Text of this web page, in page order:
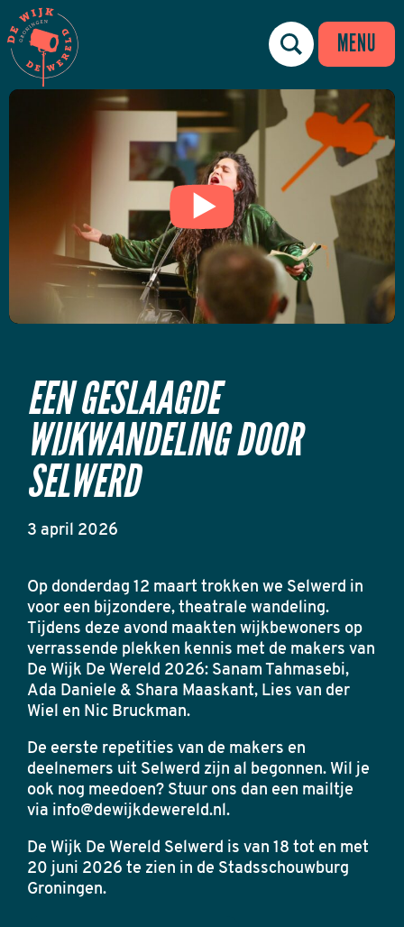
MENU
EEN GESLAAGDE
WIJKWANDELING DOOR
SELWERD
3 april 2026
Op donderdag 12 maart trokken we Selwerd in
voor een bijzondere, theatrale wandeling.
Tijdens deze avond maakten wijkbewoners op
verrassende plekken kennis met de makers van
De Wijk De Wereld 2026: Sanam Tahmasebi,
Ada Daniele & Shara Maaskant, Lies van der
Wiel en Nic Bruckman.
De eerste repetities van de makers en
deelnemers uit Selwerd zijn al begonnen. Wil je
ook nog meedoen? Stuur ons dan een mailtje
via info@dewijkdewereld.nl.
De Wijk De Wereld Selwerd is van 18 tot en met
20 juni 2026 te zien in de Stadsschouwburg
Groningen.